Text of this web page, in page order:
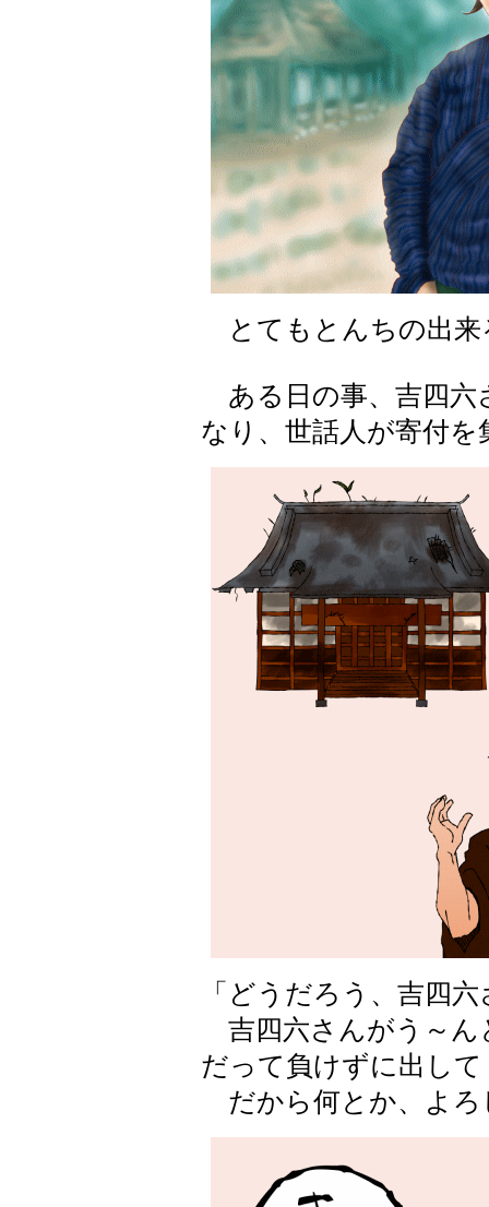
とてもとんちの出来
ある日の事、吉四六
なり、世話人が寄付
「どうだろう、吉四
吉四六さんがう～ん
だって負けずに出し
だから何とか、よろ